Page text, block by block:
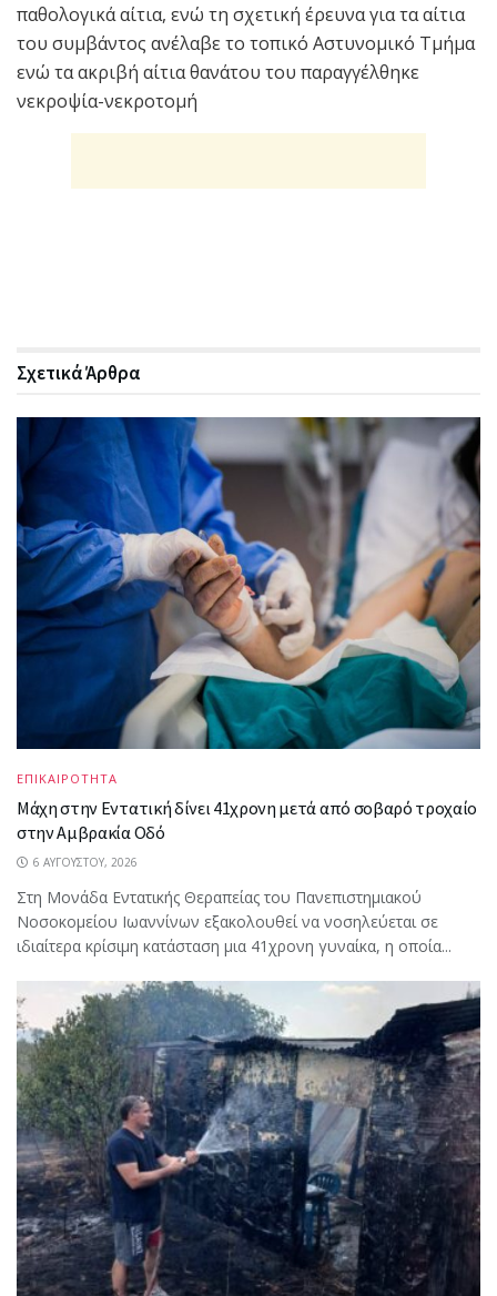
παθολογικά αίτια, ενώ τη σχετική έρευνα για τα αίτια
του συμβάντος ανέλαβε το τοπικό Αστυνομικό Τμήμα
ενώ τα ακριβή αίτια θανάτου του παραγγέλθηκε
νεκροψία-νεκροτομή
ΣχετικάΆρθρα
ΕΠΙΚΑΙΡΟΤΗΤΑ
Μάχη στην Εντατική δίνει 41χρονη μετά από σοβαρό τροχαίο
στην Αμβρακία Οδό
6 ΑΥΓΟΎΣΤΟΥ, 2026
Στη Μονάδα Εντατικής Θεραπείας του Πανεπιστημιακού
Νοσοκομείου Ιωαννίνων εξακολουθεί να νοσηλεύεται σε
ιδιαίτερα κρίσιμη κατάσταση μια 41χρονη γυναίκα, η οποία...